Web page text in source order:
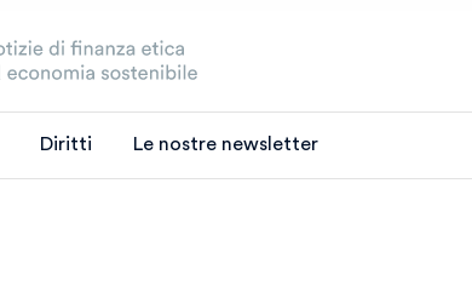
Diritti Le nostre newsletter